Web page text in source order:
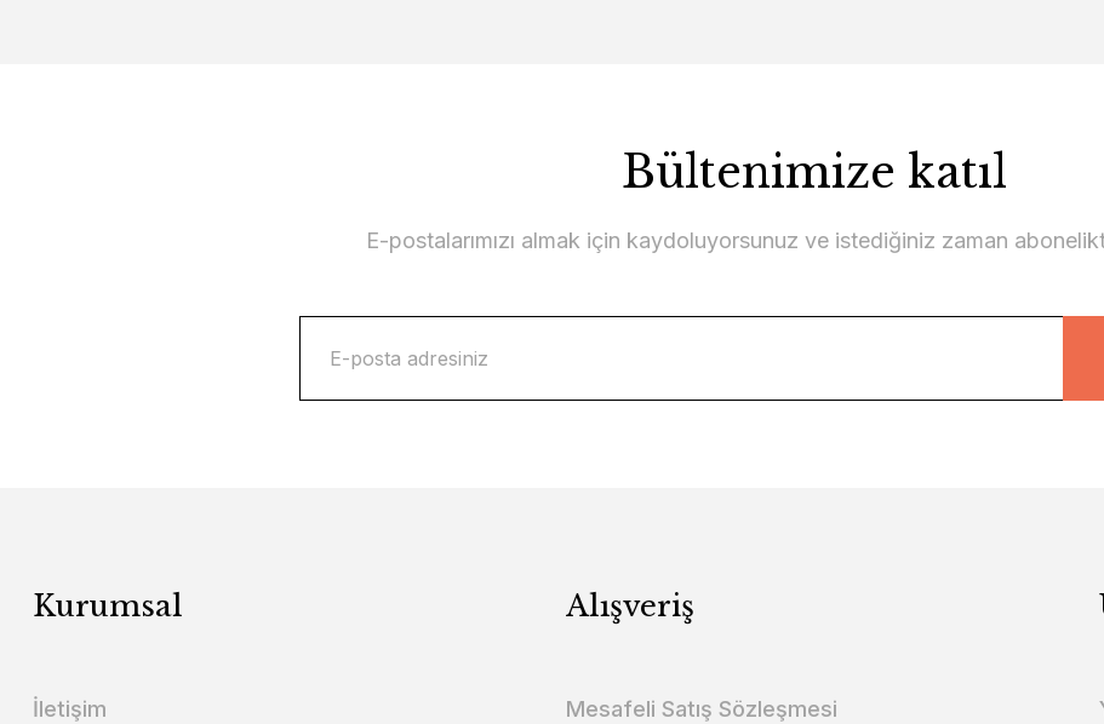
Bültenimize katıl
E-postalarımızı almak için kaydoluyorsunuz ve istediğiniz zaman
Kurumsal
İletişim
Alışveriş
Mesafeli Satış Sözleşmesi